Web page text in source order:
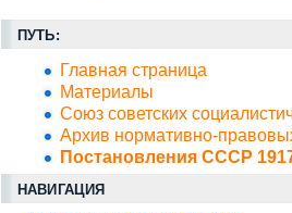
ПУТЬ:
Главная страница
Материалы
Союз советских
Архив нормативно-
Постановления СССР
НАВИГАЦИЯ